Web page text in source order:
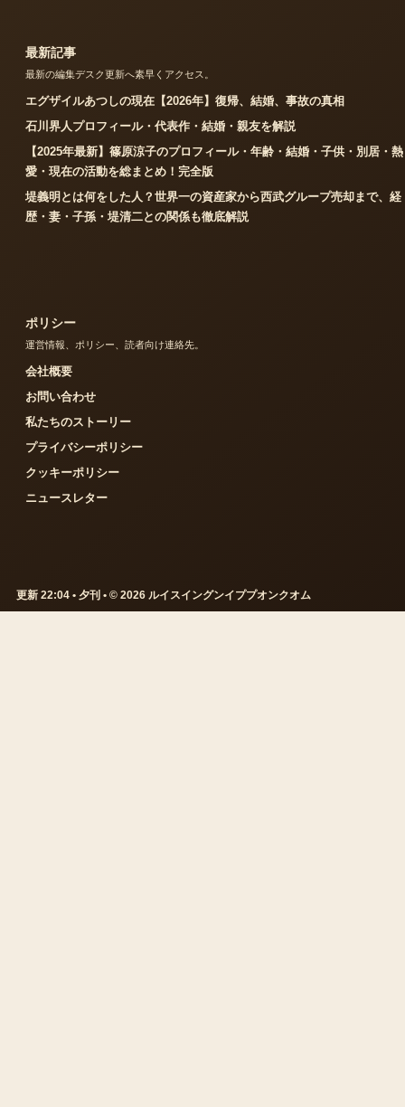
最新記事
最新の編集デスク更新へ素早くアクセス。
エグザイルあつしの現在【2026年】復帰、結婚、事故の真相
石川界人プロフィール・代表作・結婚・親友を解説
【2025年最新】篠原涼子のプロフィール・年齢・結婚・子供・別居・熱
愛・現在の活動を総まとめ！完全版
堤義明とは何をした人？世界一の資産家から西武グループ売却まで、経
歴・妻・子孫・堤清二との関係も徹底解説
ポリシー
運営情報、ポリシー、読者向け連絡先。
会社概要
お問い合わせ
私たちのストーリー
プライバシーポリシー
クッキーポリシー
ニュースレター
更新 22:04 • 夕刊 • © 2026 ルイスイングンイププオンクオム